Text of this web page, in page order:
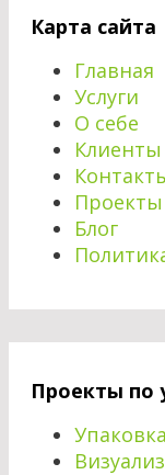
Карта сайта
Главная
Услуги
О себе
Клиенты
Проекты
Блог
Проекты по